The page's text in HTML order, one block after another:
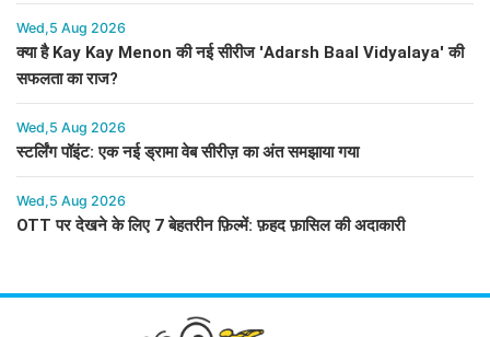
Wed,5 Aug 2026
क्या है Kay Kay Menon की नई सीरीज 'Adarsh Baal Vidyalaya' की
सफलता का राज?
Wed,5 Aug 2026
स्टर्लिंग पॉइंट: एक नई ड्रामा वेब सीरीज़ का अंत समझाया गया
Wed,5 Aug 2026
OTT पर देखने के लिए 7 बेहतरीन फ़िल्में: फ़हद फ़ासिल की अदाकारी